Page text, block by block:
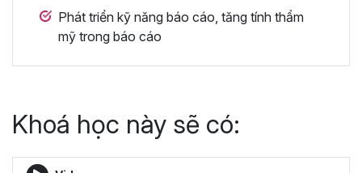
Phát triển kỹ năng báo cáo, tăng tính thẩm
mỹ trong báo cáo
Khoá học này sẽ có: